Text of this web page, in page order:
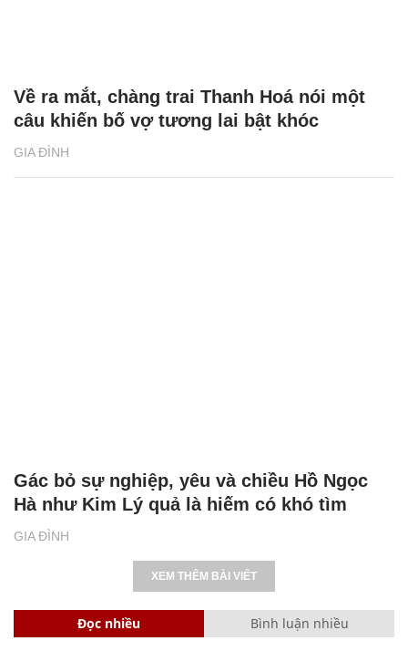
GIA ĐÌNH
Về ra mắt, chàng trai Thanh Hoá nói một
câu khiến bố vợ tương lai bật khóc
GIA ĐÌNH
Gác bỏ sự nghiệp, yêu và chiều Hồ Ngọc
Hà như Kim Lý quả là hiếm có khó tìm
XEM THÊM BÀI VIẾT
Đọc nhiều Bình luận nhiều